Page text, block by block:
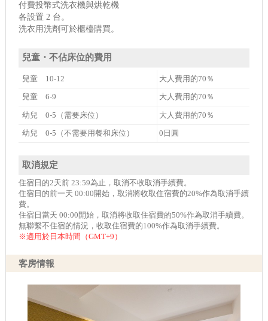
付費投幣式洗衣機與烘乾機
各設置 2 台。
洗衣用洗劑可於櫃檯購買。
兒童・不佔床位的費用
兒童 10-12 大人費用的70％
兒童 6-9 大人費用的70％
幼兒 0-5（需要床位） 大人費用的70％
幼兒 0-5（不需要用餐和床位） 0日圓
取消規定
住宿日的2天前 23:59為止，取消不收取消手續費。
住宿日的前一天 00:00開始，取消將收取住宿費的20%作為取消手續
費。
住宿日當天 00:00開始，取消將收取住宿費的50%作為取消手續費。
無聯繫不住宿的情況，收取住宿費的100%作為取消手續費。
※適用於日本時間（GMT+9）
客房情報